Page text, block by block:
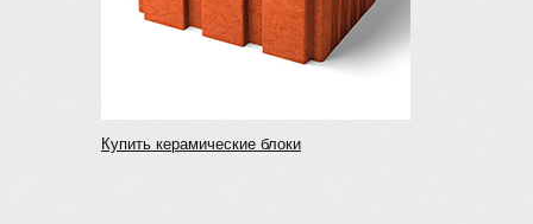
Купить керамические блоки